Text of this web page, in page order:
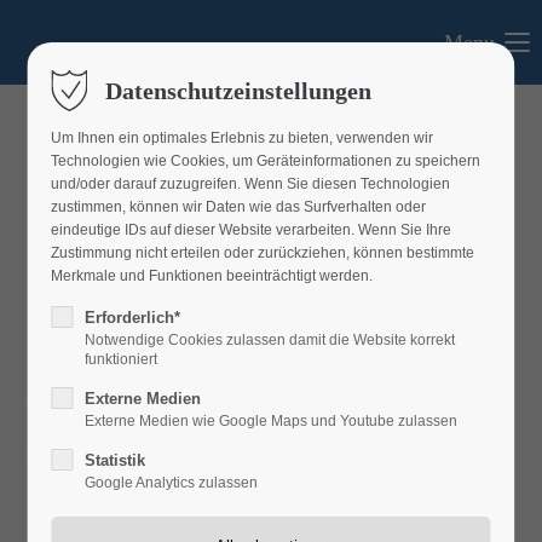
Login
Passwort
Register|Lost your password?
Support
Menu
Aktuelles
Aktuelles aus dem LEADER-Gebiet
Datenschutzeinstellungen
Um Ihnen ein optimales Erlebnis zu bieten, verwenden wir
Technologien wie Cookies, um Geräteinformationen zu speichern
und/oder darauf zuzugreifen. Wenn Sie diesen Technologien
zustimmen, können wir Daten wie das Surfverhalten oder
eindeutige IDs auf dieser Website verarbeiten. Wenn Sie Ihre
Zustimmung nicht erteilen oder zurückziehen, können bestimmte
Merkmale und Funktionen beeinträchtigt werden.
Erforderlich*
Notwendige Cookies zulassen damit die Website korrekt
funktioniert
Externe Medien
Externe Medien wie Google Maps und Youtube zulassen
Statistik
Google Analytics zulassen